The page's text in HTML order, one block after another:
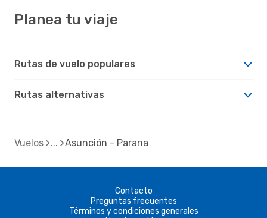
Planea tu viaje
Rutas de vuelo populares
Rutas alternativas
Vuelos Asunción - Parana
Contacto
Preguntas frecuentes
Términos y condiciones generales